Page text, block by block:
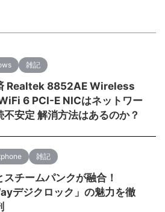
雑記
Realtek 8852AE Wireless
6 PCI-E NICはネットワー
不安定 解消方法はあるのか？
雑記
スチームパンクが融合！
デジクロック」の魅力を徹